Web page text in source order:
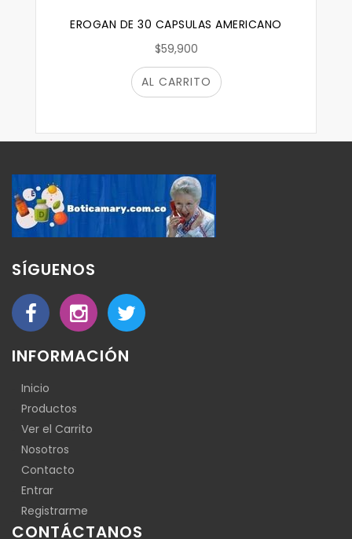
EROGAN DE 30 CAPSULAS AMERICANO
$59,900
AL CARRITO
SÍGUENOS
INFORMACIÓN
Inicio
Productos
Ver el Carrito
Nosotros
Contacto
Entrar
Registrarme
CONTÁCTANOS